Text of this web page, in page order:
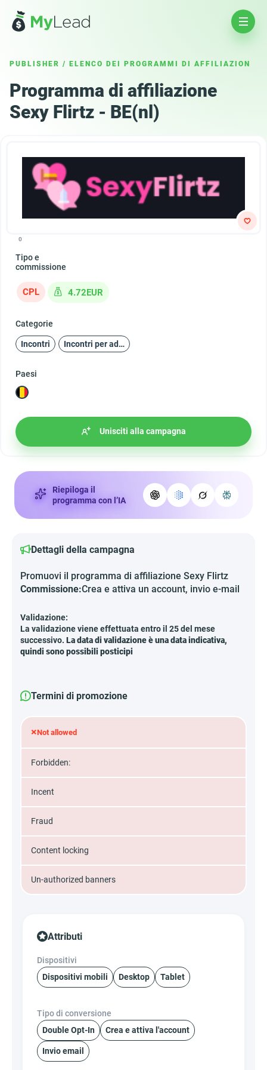
PUBLISHER / ELENCO DEI PROGRAMMI DI AFFILIAZION
Programma di affiliazione
Sexy Flirtz - BE(nl)
0
Tipo e
commissione
CPL 4.72EUR
Categorie
Incontri Incontri per adulti
Paesi
Unisciti alla campagna
Riepiloga il
programma con l’IA
Dettagli della campagna
Promuovi il programma di affiliazione Sexy Flirtz
Commissione:Crea e attiva un account, invio e-mail
Validazione:
La validazione viene effettuata entro il 25 del mese
successivo. La data di validazione è una data indicativa,
quindi sono possibili posticipi
Termini di promozione
×Not allowed
Forbidden:
Incent
Fraud
Content locking
Un-authorized banners
Attributi
Dispositivi
Dispositivi mobili
Desktop Tablet
Tipo di conversione
Double Opt-In
Crea e attiva l'account
Invio email